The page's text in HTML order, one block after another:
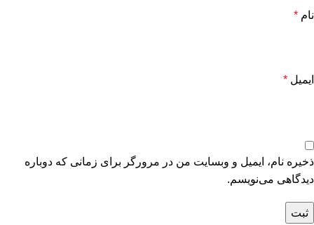
نام *
ایمیل *
ذخیره نام، ایمیل و وبسایت من در مرورگر برای زمانی که دوباره
دیدگاهی می‌نویسم.